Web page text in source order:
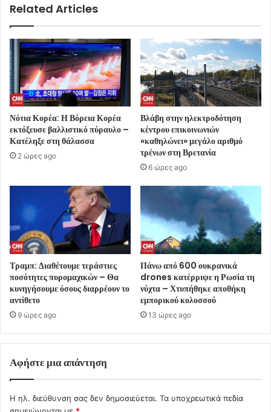
Related Articles
Νότια Κορέα: Η Βόρεια Κορέα
εκτόξευσε βαλλιστικό πύραυλο –
Κατέληξε στη θάλασσα
2 ώρες ago
Βλάβη στην ηλεκτροδότηση
κέντρου επικοινωνιών
«καθηλώνει» μεγάλο αριθμό
τρένων στη Βρετανία
6 ώρες ago
Τραμπ: Διαθέτουμε τεράστιες
ποσότητες πυρομαχικών – Θα
κυνηγήσουμε όσους διαρρέουν το
αντίθετο
9 ώρες ago
Πάνω από 600 ουκρανικά
drones κατέρριψε η Ρωσία τη
νύχτα – Χτυπήθηκε αποθήκη
εμπορικού κολοσσού
13 ώρες ago
Αφήστε μια απάντηση
Η ηλ. διεύθυνση σας δεν δημοσιεύεται. Τα υποχρεωτικά πεδία